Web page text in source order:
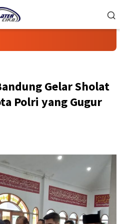
Gelar Sholat
Polri yang Gugur